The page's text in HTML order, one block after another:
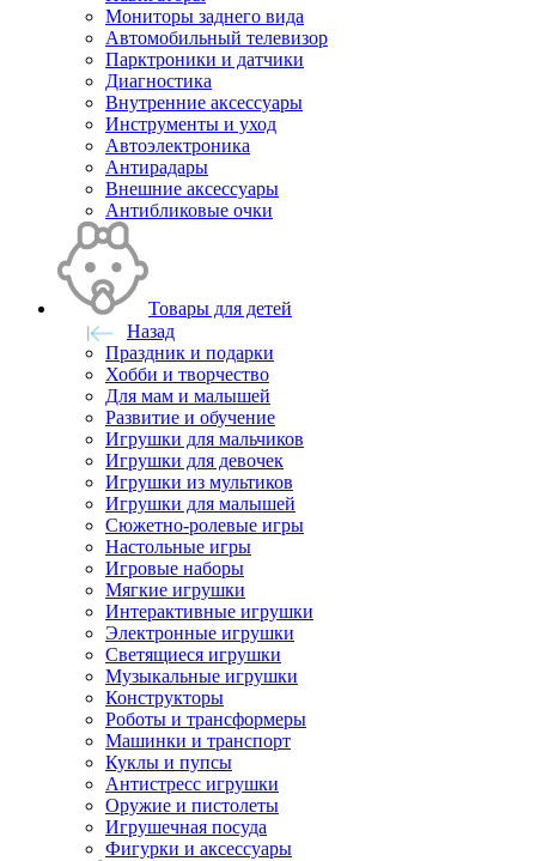
Мониторы заднего вида
Автомобильный телевизор
Парктроники и датчики
Диагностика
Внутренние аксессуары
Инструменты и уход
Автоэлектроника
Антирадары
Внешние аксессуары
Антибликовые очки
Товары для детей
Назад
Праздник и подарки
Хобби и творчество
Для мам и малышей
Развитие и обучение
Игрушки для мальчиков
Игрушки для девочек
Игрушки из мультиков
Игрушки для малышей
Сюжетно-ролевые игры
Настольные игры
Игровые наборы
Мягкие игрушки
Интерактивные игрушки
Электронные игрушки
Светящиеся игрушки
Музыкальные игрушки
Конструкторы
Роботы и трансформеры
Машинки и транспорт
Куклы и пупсы
Антистресс игрушки
Оружие и пистолеты
Игрушечная посуда
Фигурки и аксессуары